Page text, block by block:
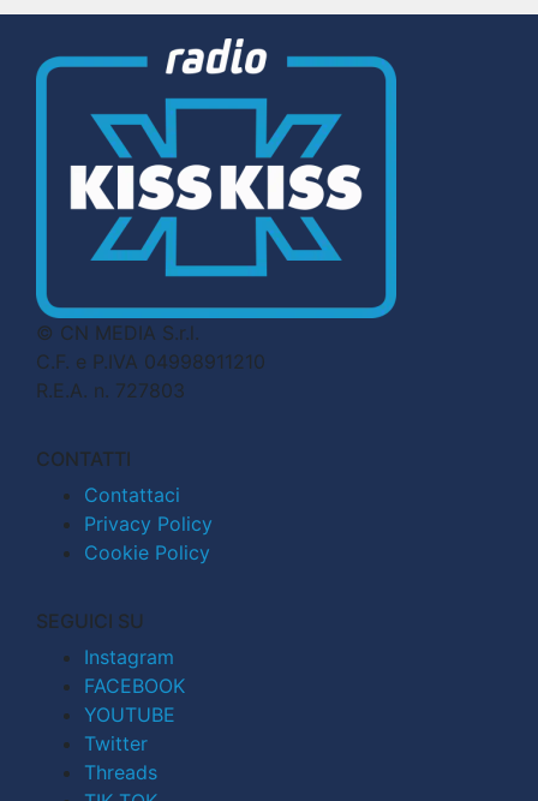
© CN MEDIA S.r.l.
C.F. e P.IVA 04998911210
R.E.A. n. 727803
CONTATTI
Contattaci
Privacy Policy
Cookie Policy
SEGUICI SU
Instagram
FACEBOOK
YOUTUBE
Twitter
Threads